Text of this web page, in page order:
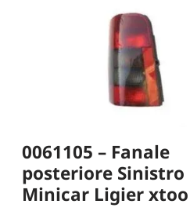
0061105 – Fanale
posteriore Sinistro
Minicar Ligier xtoo